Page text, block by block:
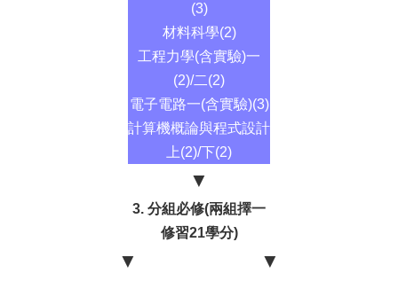
(3)
材料科學(2)
工程力學(含實驗)一
(2)/二(2)
電子電路一(含實驗)(3)
計算機概論與程式設計
上(2)/下(2)
▼
3. 分組必修(兩組擇一
修習21學分)
▼ ▼